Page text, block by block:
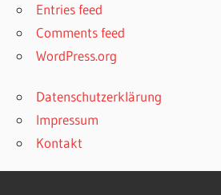
Entries feed
Comments feed
WordPress.org
Datenschutzerklärung
Impressum
Kontakt